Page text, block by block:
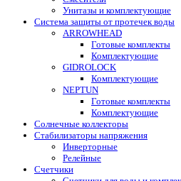
Унитазы и комплектующие
Система защиты от протечек воды
ARROWHEAD
Готовые комплекты
Комплектующие
GIDROLOCK
Комплектующие
NEPTUN
Готовые комплекты
Комплектующие
Солнечные коллекторы
Стабилизаторы напряжения
Инверторные
Релейные
Счетчики